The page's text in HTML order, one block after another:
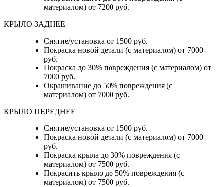
материалом) от 7200 руб.
КРЫЛО ЗАДНЕЕ
Снятие/установка от 1500 руб.
Покраска новой детали (с материалом) от 7000
руб.
Покраска до 30% повреждения (с материалом) от
7000 руб.
Окрашивание до 50% повреждения (с
материалом) от 7000 руб.
КРЫЛО ПЕРЕДНЕЕ
Снятие/установка от 1500 руб.
Покраска новой детали (с материалом) от 7000
руб.
Покраска крыла до 30% повреждения (с
материалом) от 7500 руб.
Покрасить крыло до 50% повреждения (с
материалом) от 7500 руб.